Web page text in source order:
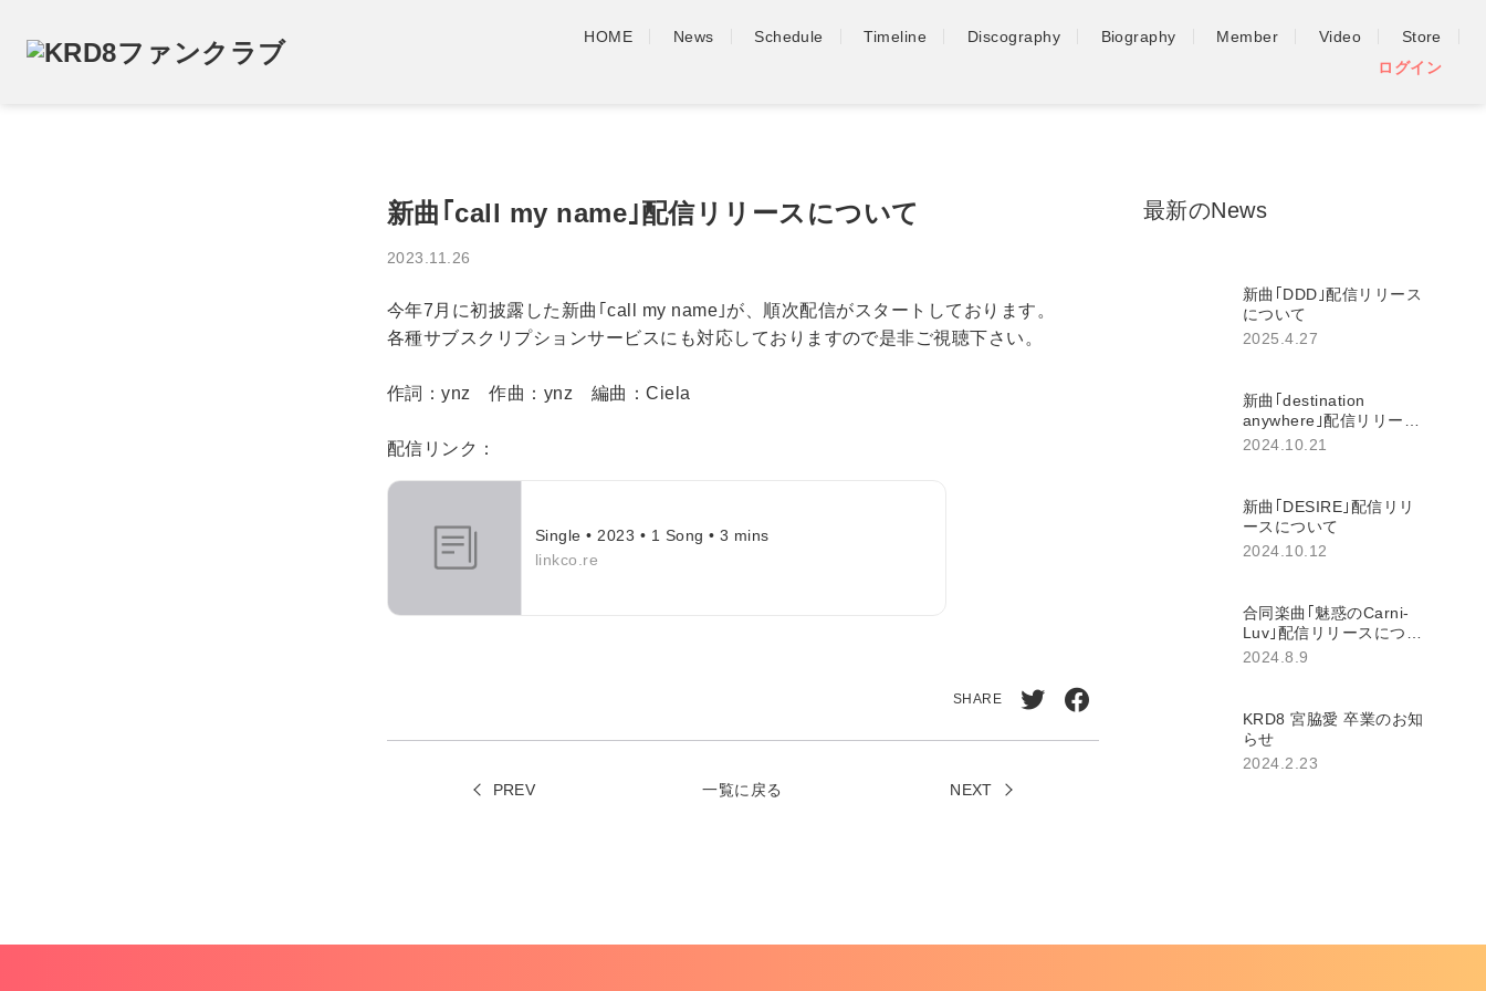
HOME News Schedule Timeline Discography Biography Member Video
Store
ログイン
新曲｢call my name｣配信リリースについて
2023.11.26
今年7月に初披露した新曲｢call my name｣が、順次配信がスタートしております。
各種サブスクリプションサービスにも対応しておりますので是非ご視聴下さい。
作詞：ynz 作曲：ynz 編曲：Ciela
配信リンク：
Single • 2023 • 1 Song • 3 mins
linkco.re
SHARE
シェ
PREV 一覧に戻る NEXT
最新のNews
新曲｢DDD｣配信リリース
について
2025.4.27
新曲｢destination
anywhere｣配信リリース
について
2024.10.21
新曲｢DESIRE｣配信リリ
ースについて
2024.10.12
合同楽曲｢魅惑のCarni-
Luv｣配信リリースについ
て
2024.8.9
KRD8 宮脇愛 卒業のお知
らせ
2024.2.23